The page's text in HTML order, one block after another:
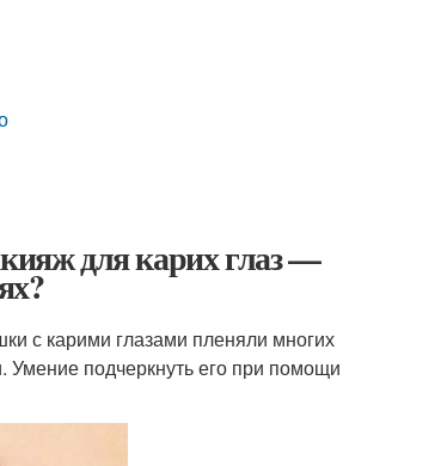
для карих глаз —
с карими глазами пленяли многих
Умение подчеркнуть его при помощи